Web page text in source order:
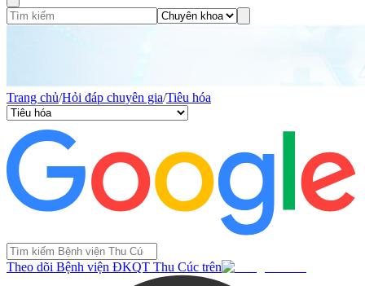
Trang chủ/Hỏi đáp chuyên gia/Tiêu hóa
Theo dõi Bệnh viện ĐKQT Thu Cúc trên